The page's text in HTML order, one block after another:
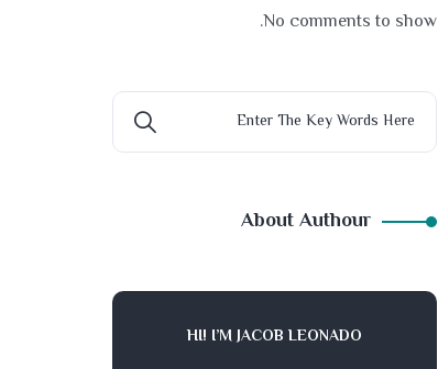
No comments to show.
About Authour
HI! I’M JACOB LEONADO